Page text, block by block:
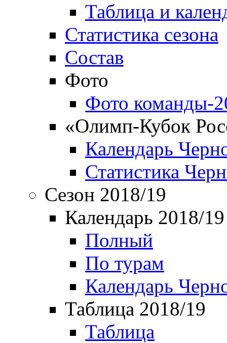
Таблица и
Статистика сезона
Состав
Фото
Фото команды-
«Олимп-Кубок
Календарь
Статистика
Сезон 2018/19
Календарь 2018/19
Полный
По турам
Календарь
Таблица 2018/19
Таблица